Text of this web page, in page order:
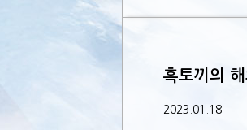
흑토끼의
2023.01.18